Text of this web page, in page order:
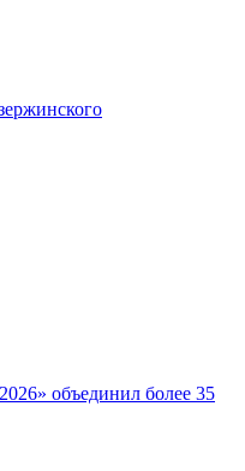
объединил более 35